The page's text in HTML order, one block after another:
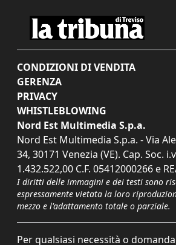
CONDIZIONI DI VENDITA
GERENZA
PRIVACY
WHISTLEBLOWING
Nord Est Multimedia S.p.a.
Nord Est Multimedia S.p.a. - Via
34, 30171 Venezia (VE). Cap. Soc.
1.432.522,00 C.F. 05412000266 e
I diritti delle immagini e dei testi sono
espressamente vietata la loro
mezzo e l'adattamento totale o parziale.
Per qualsiasi necessità o